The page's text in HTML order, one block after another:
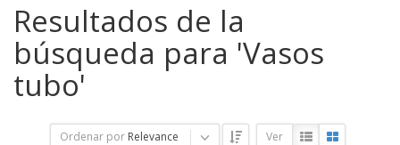
Resultados de la
búsqueda para 'Vasos
tubo'
Ordenar por Relevance Ver